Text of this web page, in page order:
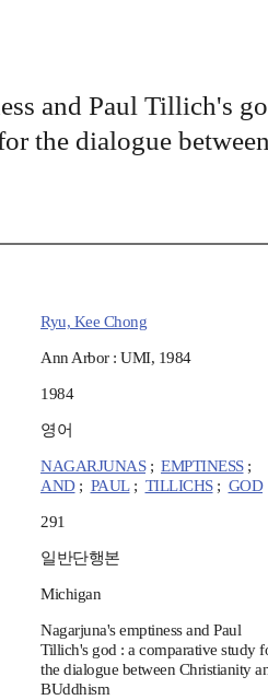
and Paul Tillich's
the dialogue
Ryu, Kee Chong
Ann Arbor : UMI, 1984
1984
영어
NAGARJUNAS; EMPTINESS;
AND; PAUL; TILLICHS; GOD
291
일반단행본
Michigan
Nagarjuna's emptiness and Paul
Tillich's god : a comparative study
the dialogue between Christianity
BUddhism